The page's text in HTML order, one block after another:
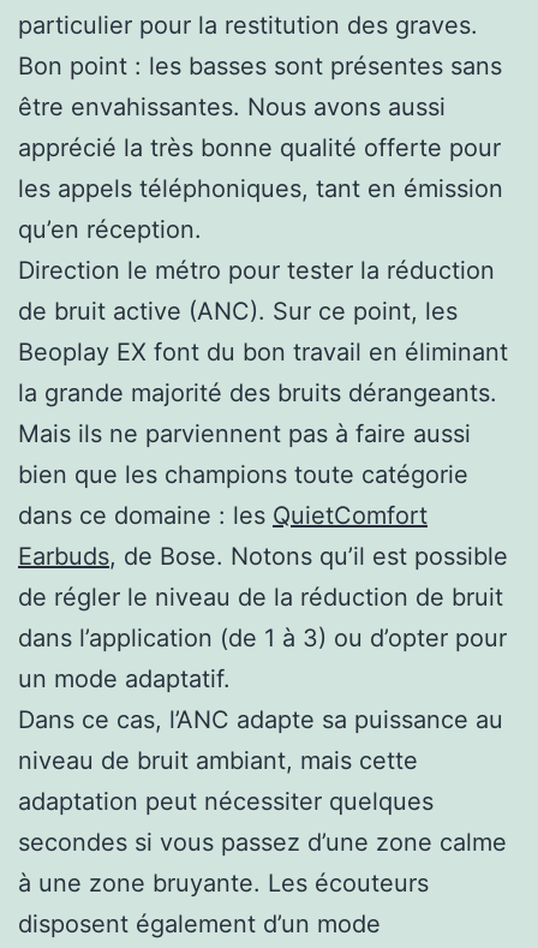
particulier pour la restitution des graves.
Bon point : les basses sont présentes sans
être envahissantes. Nous avons aussi
apprécié la très bonne qualité offerte pour
les appels téléphoniques, tant en émission
qu’en réception.
Direction le métro pour tester la réduction
de bruit active (ANC). Sur ce point, les
Beoplay EX font du bon travail en éliminant
la grande majorité des bruits dérangeants.
Mais ils ne parviennent pas à faire aussi
bien que les champions toute catégorie
dans ce domaine : les QuietComfort
Earbuds, de Bose. Notons qu’il est possible
de régler le niveau de la réduction de bruit
dans l’application (de 1 à 3) ou d’opter pour
un mode adaptatif.
Dans ce cas, l’ANC adapte sa puissance au
niveau de bruit ambiant, mais cette
adaptation peut nécessiter quelques
secondes si vous passez d’une zone calme
à une zone bruyante. Les écouteurs
disposent également d’un mode